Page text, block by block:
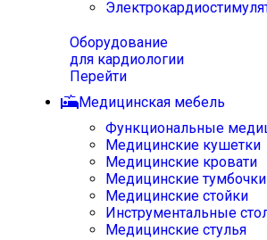
Оборудование
для кардиологии
Перейти
Медицинская мебель
Функциональные
Медицинские кушетки
Медицинские кровати
Медицинские тумбочки
Медицинские стойки
Инструментальные
Медицинские стулья